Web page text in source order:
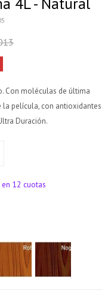
Con moléculas de última
la película, con antioxidantes
Duración.
12 cuotas